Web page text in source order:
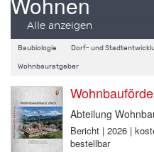
Alle anzeigen
Baubiologie Dorf- und
Wohnbauratgeber
Abteilung
Bericht | 2026 |
bestellbar